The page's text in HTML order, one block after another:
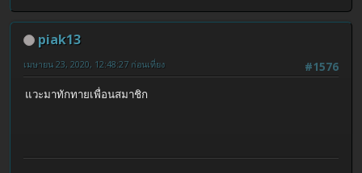
piak13
#1576
เมษายน 23, 2020, 12:48:27 ก่อนเที่ยง
แวะมาทักทายเพื่อนสมาชิก